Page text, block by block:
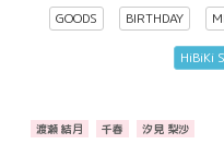
GOODS BIRTHDAY
HiBiKi
渡瀬 結月 千春 汐見 梨沙